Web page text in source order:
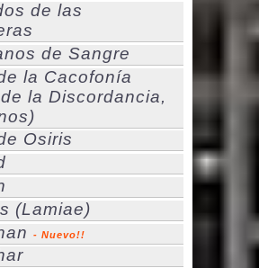
de las
de Sangre
la Cacofonía
la Discordancia,
Osiris
(Lamiae)
- Nuevo!!